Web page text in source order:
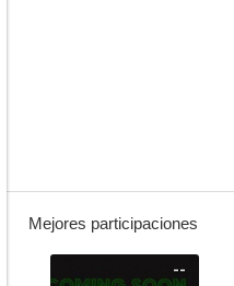
Mejores participaciones
--